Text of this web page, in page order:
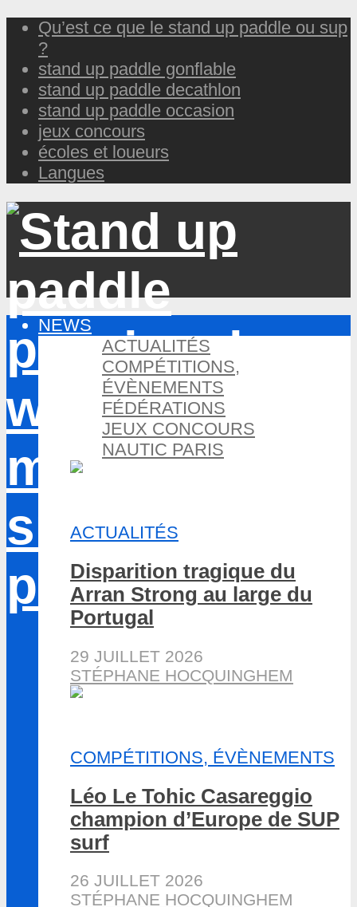
Qu’est ce que le stand up paddle ou sup
?
stand up paddle gonflable
stand up paddle decathlon
stand up paddle occasion
jeux concours
écoles et loueurs
Langues
NEWS
ACTUALITÉS
COMPÉTITIONS,
ÉVÈNEMENTS
FÉDÉRATIONS
JEUX CONCOURS
NAUTIC PARIS
ACTUALITÉS
Disparition tragique du
Arran Strong au large du
Portugal
29 JUILLET 2026
STÉPHANE HOCQUINGHEM
COMPÉTITIONS, ÉVÈNEMENTS
Léo Le Tohic Casareggio
champion d’Europe de SUP
surf
26 JUILLET 2026
STÉPHANE HOCQUINGHEM